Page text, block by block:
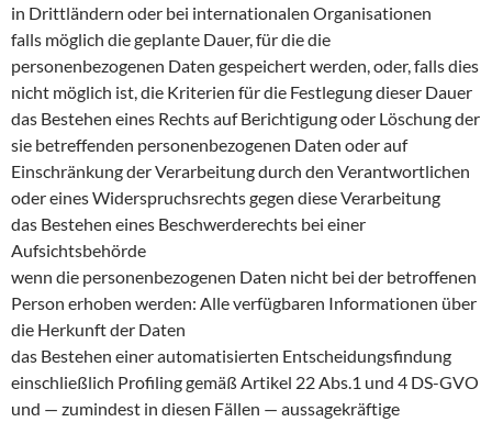
in Drittländern oder bei internationalen Organisationen
falls möglich die geplante Dauer, für die die
personenbezogenen Daten gespeichert werden, oder, falls dies
nicht möglich ist, die Kriterien für die Festlegung dieser Dauer
das Bestehen eines Rechts auf Berichtigung oder Löschung der
sie betreffenden personenbezogenen Daten oder auf
Einschränkung der Verarbeitung durch den Verantwortlichen
oder eines Widerspruchsrechts gegen diese Verarbeitung
das Bestehen eines Beschwerderechts bei einer
Aufsichtsbehörde
wenn die personenbezogenen Daten nicht bei der betroffenen
Person erhoben werden: Alle verfügbaren Informationen über
die Herkunft der Daten
das Bestehen einer automatisierten Entscheidungsfindung
einschließlich Profiling gemäß Artikel 22 Abs.1 und 4 DS-GVO
und — zumindest in diesen Fällen — aussagekräftige